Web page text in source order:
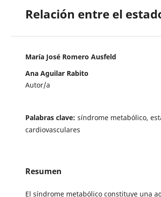
Relación entre el
María José Romero Ausfeld
Ana Aguilar Rabito
Autor/a
Palabras clave: síndrome metabólico,
cardiovasculares
Resumen
El síndrome metabólico constituye una